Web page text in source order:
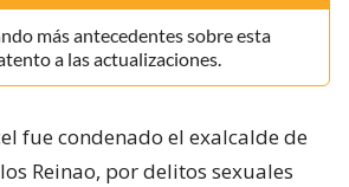
más antecedentes sobre esta
a las actualizaciones.
fue condenado el exalcalde de
Reinao, por delitos sexuales